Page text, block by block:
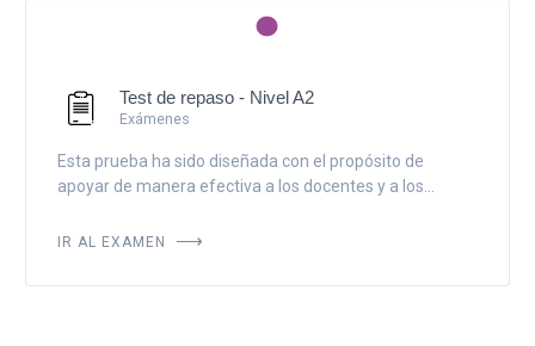
Test de repaso - Nivel A2
Exámenes
Esta prueba ha sido diseñada con el propósito de
apoyar de manera efectiva a los docentes y a los...
IR AL EXAMEN